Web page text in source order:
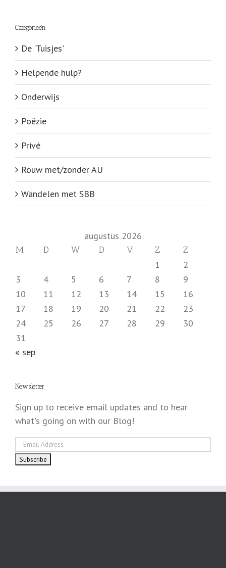
Categorieën
De 'Tuisjes'
Helpende hulp?
Onderwijs
Poëzie
Privé
Rouw met/zonder AU
Wandelen met SBB
augustus 2026
M D W D V Z Z
1
2
3
4 5 6 7 8
9
10
11 12 13 14 15
16
17
18 19 20 21 22
23
24
25 26 27 28 29
30
31
« sep
Newsletter
Sign up to receive email updates and to hear
what's going on with our Blog!